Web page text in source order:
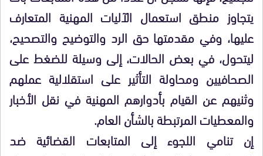
يتجاوز منطق استعمال الآليات المهنية المتعارف
عليها، وفي مقدمتها حق الرد والتوضيح والتصحيح،
ليتحول، في بعض الحالات، إلى وسيلة للضغط على
الصحافيين ومحاولة التأثير على استقلالية عملهم
وثنيهم عن القيام بأدوارهم المهنية في نقل الأخبار
والمعطيات المرتبطة بالشأن العام.
إن تنامي اللجوء إلى المتابعات القضائية ضد